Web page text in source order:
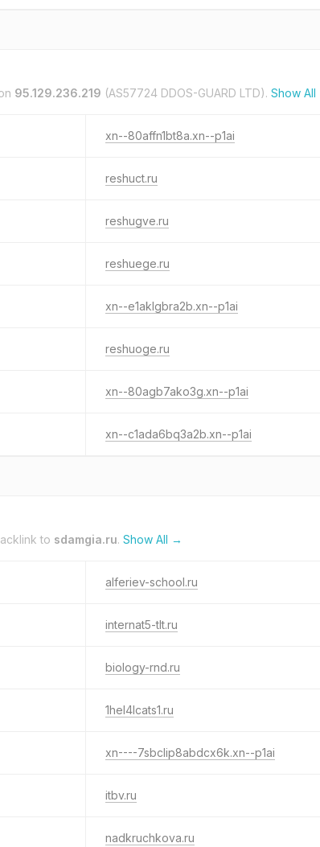
95.129.236.219 (AS57724 DDOS-GUARD LTD). Show
xn--80affn1bt8a.xn--p1ai
reshuct.ru
reshugve.ru
reshuege.ru
xn--e1aklgbra2b.xn--p1ai
reshuoge.ru
xn--80agb7ako3g.xn--p1ai
xn--c1ada6bq3a2b.xn--p1ai
to sdamgia.ru. Show All →
alferiev-school.ru
internat5-tlt.ru
biology-rnd.ru
1hel4lcats1.ru
xn----7sbclip8abdcx6k.xn--p1ai
itbv.ru
nadkruchkova.ru